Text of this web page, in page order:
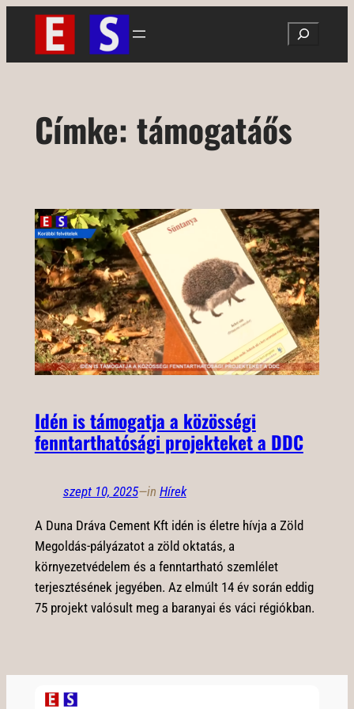
Ugrás
tartalomhoz
Search
Címke: támogatáős
Idén is támogatja a közösségi
fenntarthatósági projekteket a DDC
szept 10, 2025—in Hírek
A Duna Dráva Cement Kft idén is életre hívja a Zöld
Megoldás-pályázatot a zöld oktatás, a
környezetvédelem és a fenntartható szemlélet
terjesztésének jegyében. Az elmúlt 14 év során eddig
75 projekt valósult meg a baranyai és váci régiókban.